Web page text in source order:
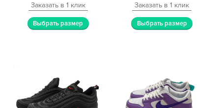
Заказать в 1 клик
Выбрать размер
Заказать в 1 клик
Выбрать размер